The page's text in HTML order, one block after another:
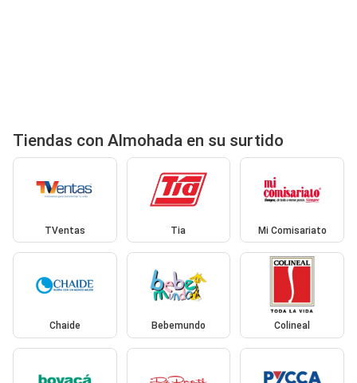
Tiendas con Almohada en su surtido
TVentas Tia Mi Comisariato
Chaide Bebemundo Colineal